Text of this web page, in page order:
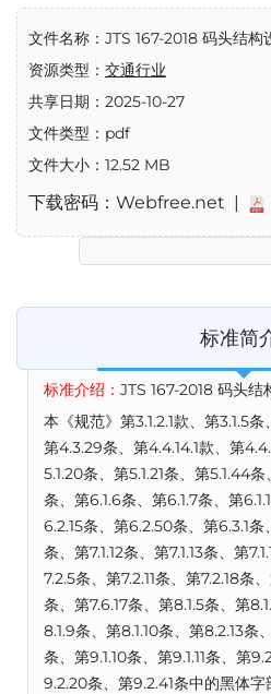
文件名称：JTS 167-2018 码头结构
资源类型： 交通行业
共享日期：2025-10-27
文件类型：pdf
文件大小：12.52 MB
下载密码：Webfree.net |
标准简
标准介绍： JTS 167-2018 码头结
本《规范》第3.1.2.1款、第3.1.5条
第4.3.29条、第4.4.14.1款、第
5.1.20条、第5.1.21条、第5.1.44条
条、第6.1.6条、第6.1.7条、第
6.2.15条、第6.2.50条、第6.3.1条
条、第7.1.12条、第7.1.13条、第
7.2.5条、第7.2.11条、第7.2.18条
条、第7.6.17条、第8.1.5条、第
8.1.9条、第8.1.10条、第8.2.13条
条、第9.1.10条、第9.1.11条、第
9.2.20条、第9.2.41条中的黑体